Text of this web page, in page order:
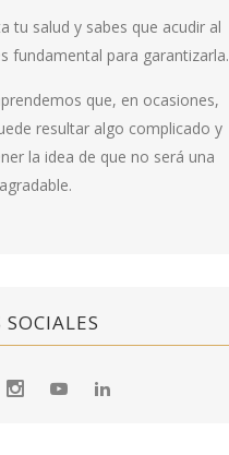
tu salud y sabes que acudir al
fundamental para garantizarla.
que, en ocasiones,
resultar algo complicado y
la idea de que no será una
SOCIALES